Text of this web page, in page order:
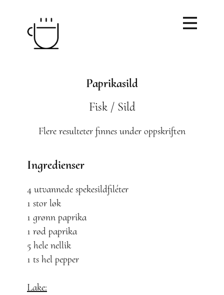
Paprikasild
Fisk / Sild
Flere resulteter finnes under oppskriften
Ingredienser
4 utvannede spekesildfiléter
1 stor løk
1 grønn paprika
1 rød paprika
5 hele nellik
1 ts hel pepper
Lake: